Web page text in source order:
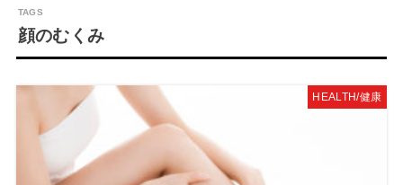
顔のむくみ
HEALTH/健康